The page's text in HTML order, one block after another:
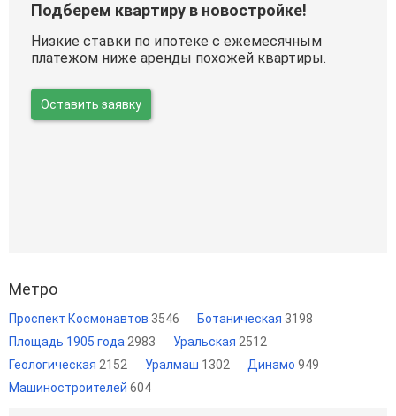
Подберем квартиру в новостройке!
Низкие ставки по ипотеке с ежемесячным
платежом ниже аренды похожей квартиры.
Оставить заявку
Метро
Проспект Космонавтов 3546 Ботаническая 3198
Площадь 1905 года 2983 Уральская 2512
Геологическая 2152 Уралмаш 1302 Динамо 949
Машиностроителей 604